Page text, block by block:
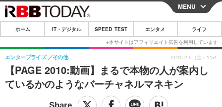
CLOSE
ホーム
IT・デジタル
IT・デジタルTOP スマートフォン
SPEED TEST
MENU
ホーム IT・デジタル SPEED TEST エンタメ ライフ
【PAGE 2010:動画】まるで本物の人が案内し
ているかのようなバーチャネルマネキン
エンタープライズ その他 2010.2.5（金）1:54